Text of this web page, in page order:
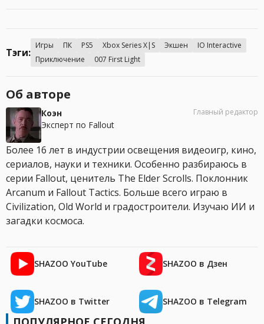
Тэги:
Игры ПК PS5 Xbox Series X|S Экшен
IO Interactive
Приключение
007 First Light
Об авторе
Коэн
Эксперт по Fallout
Главный редактор
Более 16 лет в индустрии освещения видеоигр, кино,
сериалов, науки и техники. Особенно разбираюсь в
серии Fallout, ценитель The Elder Scrolls. Поклонник
Arcanum и Fallout Tactics. Больше всего играю в
Civilization, Old World и градостроители. Изучаю ИИ и
загадки космоса.
SHAZOO YouTube SHAZOO в Дзен
SHAZOO в Twitter SHAZOO в Telegram